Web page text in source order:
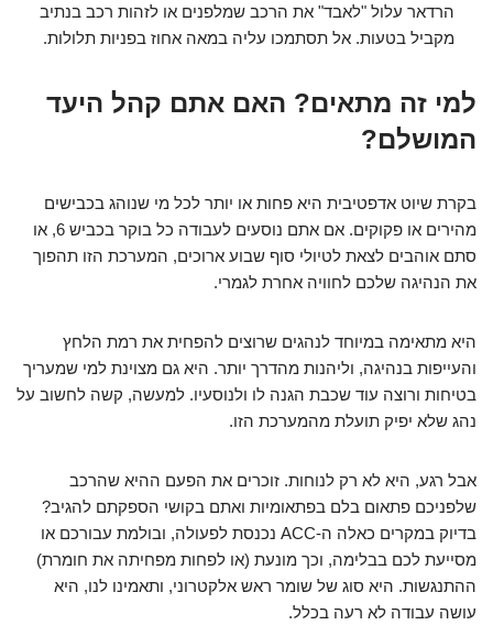
הרדאר עלול "לאבד" את הרכב שמלפנים או לזהות רכב בנתיב
מקביל בטעות. אל תסתמכו עליה במאה אחוז בפניות תלולות.
למי זה מתאים? האם אתם קהל היעד
המושלם?
בקרת שיוט אדפטיבית היא פחות או יותר לכל מי שנוהג בכבישים
מהירים או פקוקים. אם אתם נוסעים לעבודה כל בוקר בכביש 6, או
סתם אוהבים לצאת לטיולי סוף שבוע ארוכים, המערכת הזו תהפוך
את הנהיגה שלכם לחוויה אחרת לגמרי.
היא מתאימה במיוחד לנהגים שרוצים להפחית את רמת הלחץ
והעייפות בנהיגה, וליהנות מהדרך יותר. היא גם מצוינת למי שמעריך
בטיחות ורוצה עוד שכבת הגנה לו ולנוסעיו. למעשה, קשה לחשוב על
נהג שלא יפיק תועלת מהמערכת הזו.
אבל רגע, היא לא רק לנוחות. זוכרים את הפעם ההיא שהרכב
שלפניכם פתאום בלם בפתאומיות ואתם בקושי הספקתם להגיב?
בדיוק במקרים כאלה ה-ACC נכנסת לפעולה, ובולמת עבורכם או
מסייעת לכם בבלימה, וכך מונעת (או לפחות מפחיתה את חומרת)
ההתנגשות. היא סוג של שומר ראש אלקטרוני, ותאמינו לנו, היא
עושה עבודה לא רעה בכלל.